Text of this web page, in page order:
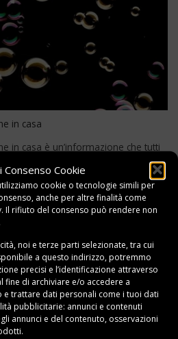
Consenso Cookie
cookie o tecnologie simili per
anche per altre finalità come
. Il rifiuto del consenso può rendere non
noi e terze parti selezionate, tra cui
a questo indirizzo, potremmo
precisi e l’identificazione attraverso
fine di archiviare e/o accedere a
trattare dati personali come i tuoi dati
pubblicitarie: annunci e contenuti
annunci e del contenuto, osservazioni
in casa
in casa è un’informazione che tutti